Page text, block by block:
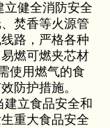
健全消防安全
焚香等火源管
路，严格各种
燃可燃夹芯材
使用燃气的食
防护措施。
立食品安全和
重大食品安全